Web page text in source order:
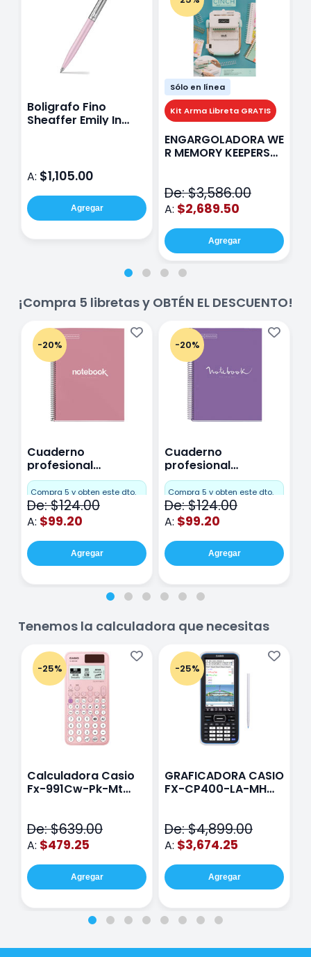
Boligrafo Fino
Sheaffer Emily In
A: $1,105.00
Agregar
Sólo en línea
Kit Arma Libreta GRATIS
ENGARGOLADORA WE
R MEMORY KEEPERS
De: $3,586.00
A: $2,689.50
Agregar
¡Compra 5 libretas y OBTÉN EL DESCUENTO!
-20%
Cuaderno
profesional
Miquelrius Emotions
Cuadro Chico 80
hojas Rosa
Compra 5 y obten este dto.
De: $124.00
A: $99.20
Agregar
-20%
Cuaderno
profesional
Miquelrius Emotions
raya 80 hojas
Purpura
Compra 5 y obten este dto.
De: $124.00
A: $99.20
Agregar
Tenemos la calculadora que necesitas
-25%
Calculadora Casio
Fx-991Cw-Pk-Mt
De: $639.00
A: $479.25
Agregar
-25%
GRAFICADORA CASIO
FX-CP400-LA-MH
De: $4,899.00
A: $3,674.25
Agregar